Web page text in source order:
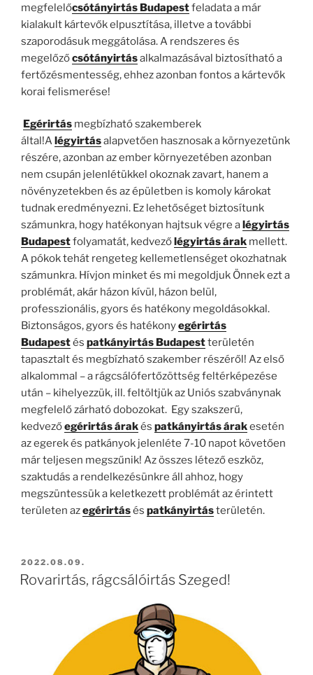
megfelelőcsótányirtás Budapestfeladata a már
kialakult kártevők elpusztítása, illetve a további
szaporodásuk meggátolása. A rendszeres és
megelőzőcsótányirtásalkalmazásával biztosítható a
fertőzésmentesség, ehhez azonban fontos a kártevők
korai felismerése!
Egérirtás megbízható szakemberek
által!Alégyirtásalapvetően hasznosak a környezetünk
részére, azonban az ember környezetében azonban
nem csupán jelenlétükkel okoznak zavart, hanem a
növényzetekben és az épületben is komoly károkat
tudnak eredményezni. Ez lehetőséget biztosítunk
számunkra, hogy hatékonyan hajtsuk végre alégyirtás
Budapestfolyamatát, kedvezőlégyirtás árak mellett.
A pókok tehát rengeteg kellemetlenséget okozhatnak
számunkra. Hívjon minket és mi megoldjuk Önnek ezt a
problémát, akár házon kívül, házon belül,
professzionális, gyors és hatékony megoldásokkal.
Biztonságos, gyors és hatékonyegérirtás
Budapestés patkányirtás Budapestterületén
tapasztalt és megbízható szakember részéről! Az első
alkalommal – a rágcsálófertőzöttség feltérképezése
után – kihelyezzük, ill. feltöltjük az Uniós szabványnak
megfelelő zárható dobozokat. Egy szakszerű,
kedvezőegérirtás árakés patkányirtás árakesetén
az egerek és patkányok jelenléte 7-10 napot követően
már teljesen megszűnik! Az összes létező eszköz,
szaktudás a rendelkezésünkre áll ahhoz, hogy
megszüntessük a keletkezett problémát az érintett
területen azegérirtásés patkányirtásterületén.
BEKÜLDVE:
2022.08.09.
Rovarirtás, rágcsálóirtás Szeged!